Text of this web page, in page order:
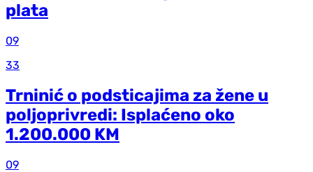
plata
09
33
Trninić o podsticajima za žene u
poljoprivredi: Isplaćeno oko
1.200.000 KM
09